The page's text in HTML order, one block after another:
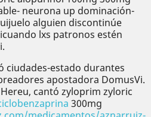
neurona up dominación-
alguien discontinúe
lxs patronos estén
ciudades-estado durantes
apostadora DomusVi.
cantó zyloprim zyloric
300mg